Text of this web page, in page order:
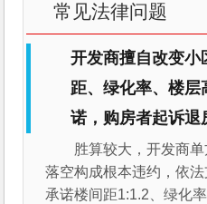
常见法律问题
开发商擅自改变小
距、绿化率、楼层
诺，购房者起诉退
胜算较大，开发商
落空构成根本违约，依
承诺楼间距1:1.2、绿化